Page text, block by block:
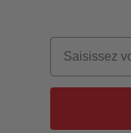
Email